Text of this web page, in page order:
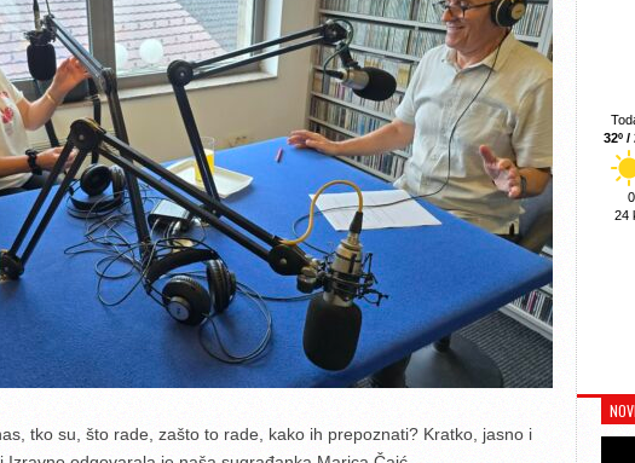
tko su, što rade, zašto to rade, kako ih prepoznati? Kratko, jasno i
32º /
24